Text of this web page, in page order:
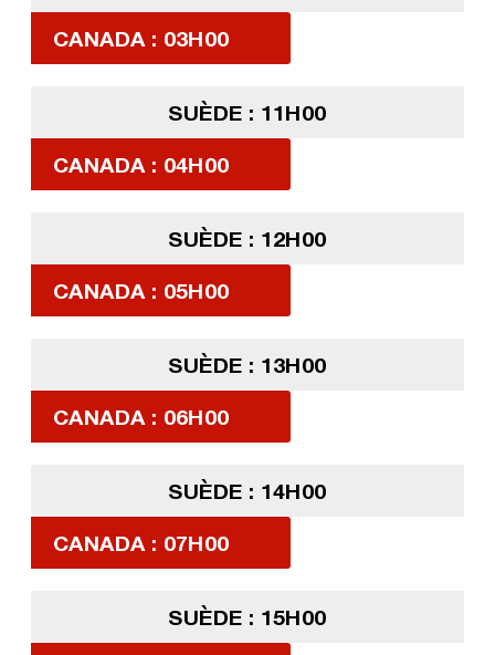
CANADA : 03H00
SUÈDE : 11H00
CANADA : 04H00
SUÈDE : 12H00
CANADA : 05H00
SUÈDE : 13H00
CANADA : 06H00
SUÈDE : 14H00
CANADA : 07H00
SUÈDE : 15H00